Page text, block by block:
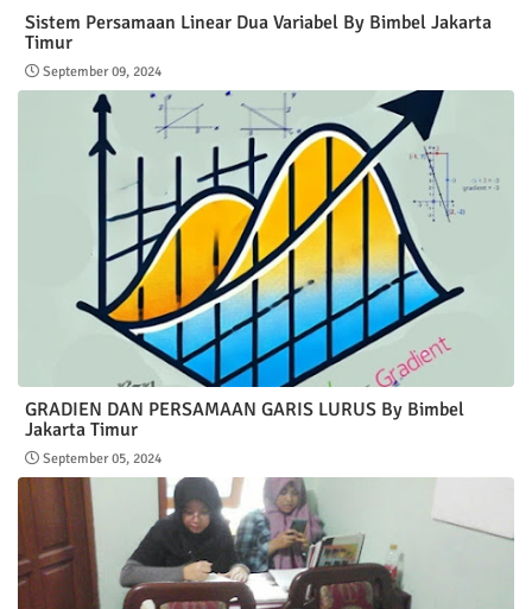
Sistem Persamaan Linear Dua Variabel By Bimbel Jakarta
Timur
September 09, 2024
GRADIEN DAN PERSAMAAN GARIS LURUS By Bimbel
Jakarta Timur
September 05, 2024